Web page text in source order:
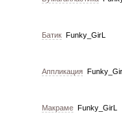
Батик Funky_GirL
Аппликация
Макраме Funky_GirL